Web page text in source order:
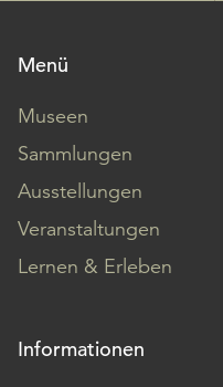
Menü
Museen
Sammlungen
Ausstellungen
Veranstaltungen
Lernen & Erleben
Informationen